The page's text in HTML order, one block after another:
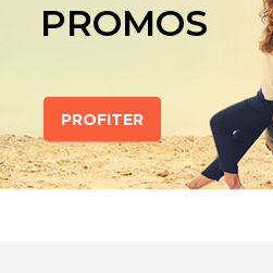
PROMOS
PROFITER